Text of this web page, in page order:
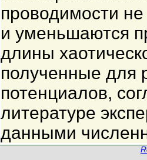
проводимости
и уменьшаются
длины
полученные для
потенциалов,
литературе
данными